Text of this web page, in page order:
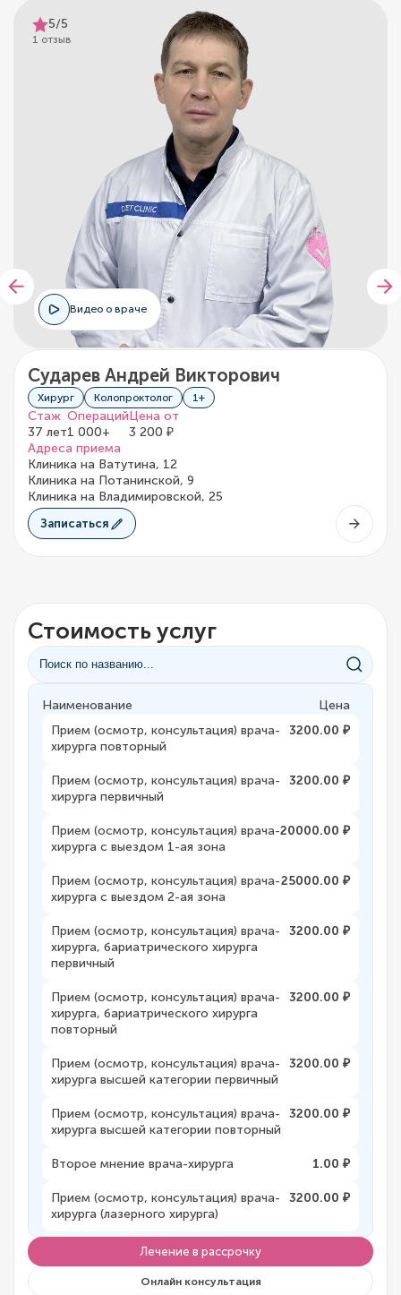
5/5
1 отзыв
Видео о враче
Сударев Андрей Викторович
Хирург Колопроктолог 1+
Стаж
37 лет
Операций
1 000+
Цена от
3 200 ₽
Адреса приема
Клиника на Ватутина, 12
Клиника на Потанинской, 9
Клиника на Владимировской, 25
Записаться
Стоимость услуг
Наименование
Цена
Прием (осмотр, консультация) врача-
хирурга повторный
3200.00 ₽
Прием (осмотр, консультация) врача-
хирурга первичный
3200.00 ₽
Прием (осмотр, консультация) врача-
хирурга с выездом 1-ая зона
20000.00 ₽
Прием (осмотр, консультация) врача-
хирурга с выездом 2-ая зона
25000.00 ₽
Прием (осмотр, консультация) врача-
хирурга, бариатрического хирурга
первичный
3200.00 ₽
Прием (осмотр, консультация) врача-
хирурга, бариатрического хирурга
повторный
3200.00 ₽
Прием (осмотр, консультация) врача-
хирурга высшей категории первичный
3200.00 ₽
Прием (осмотр, консультация) врача-
хирурга высшей категории повторный
3200.00 ₽
Второе мнение врача-хирурга 1.00 ₽
Прием (осмотр, консультация) врача-
хирурга (лазерного хирурга)
3200.00 ₽
Лечение в рассрочку
Онлайн консультация